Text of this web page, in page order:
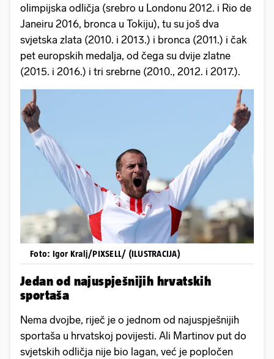
olimpijska odličja (srebro u Londonu 2012. i Rio de
Janeiru 2016, bronca u Tokiju), tu su još dva
svjetska zlata (2010. i 2013.) i bronca (2011.) i čak
pet europskih medalja, od čega su dvije zlatne
(2015. i 2016.) i tri srebrne (2010., 2012. i 2017.).
Foto: Igor Kralj/PIXSELL/ (ILUSTRACIJA)
Jedan od najuspješnijih hrvatskih
sportaša
Nema dvojbe, riječ je o jednom od najuspješnijih
sportaša u hrvatskoj povijesti. Ali Martinov put do
svjetskih odličja nije bio lagan, već je popločen